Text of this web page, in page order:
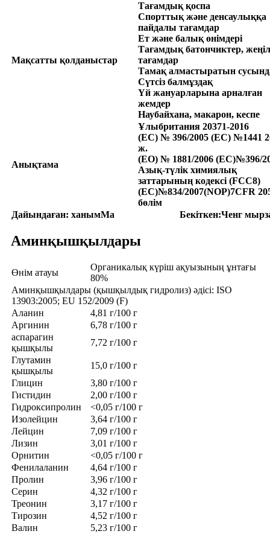
Мақсатты қолданыстар
Тағамдық қоспа
Спорттық және денсаулыққа
пайдалы тағамдар
Ет және балық өнімдері
Тағамдық батончиктер, жеңіл
тағамдар
Тамақ алмастыратын
Сүтсіз балмұздақ
Үй жануарларына арналған
жемдер
Наубайхана, макарон, кеспе
Анықтама
Ұлыбритания 20371-2016
(EC) № 396/2005 (EC) №1441
ж.
(ЕО) № 1881/2006 (EC)№396/
Азық-түлік химиялық
заттарының кодексі (FCC8)
(EC)№834/2007(NOP)7CFR
бөлім
Дайындаған: ханымMa Бекіткен:Ченг
Аминқышқылдары
Өнім атауы
Органикалық күріш ақуызының ұнтағы
80%
Аминқышқылдары (қышқылдық гидролиз) әдісі: ISO
13903:2005; EU 152/2009 (F)
Аланин
4,81 г/100 г
Аргинин
6,78 г/100 г
аспарагин
қышқылы
7,72 г/100 г
Глутамин
қышқылы
15,0 г/100 г
Глицин
3,80 г/100 г
Гистидин
2,00 г/100 г
Гидроксипролин
<0,05 г/100 г
Изолейцин
3,64 г/100 г
Лейцин
7,09 г/100 г
Лизин
3,01 г/100 г
Орнитин
<0,05 г/100 г
Фенилаланин
4,64 г/100 г
Пролин
3,96 г/100 г
Серин
4,32 г/100 г
Треонин
3,17 г/100 г
Тирозин
4,52 г/100 г
Валин
5,23 г/100 г